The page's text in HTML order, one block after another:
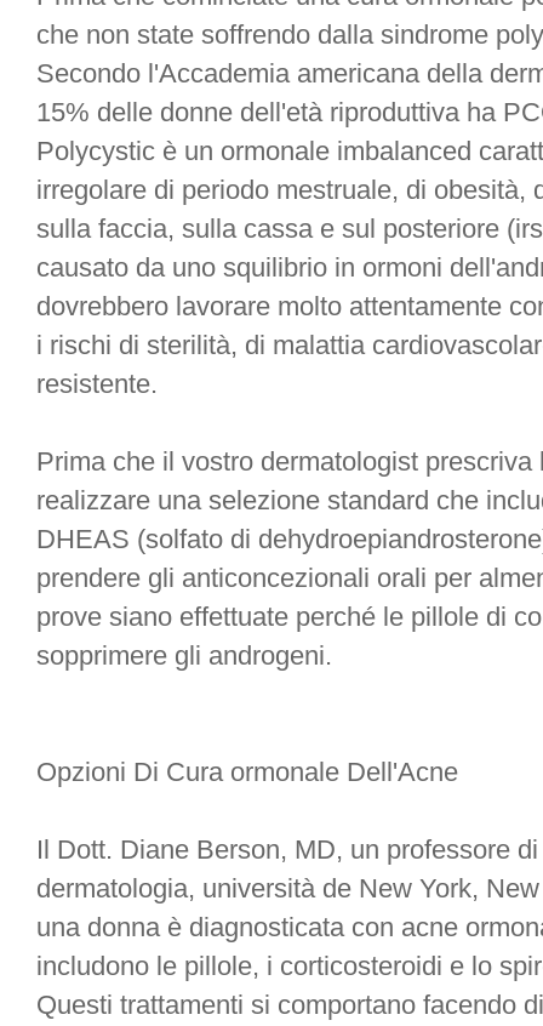
che non state soffrendo dalla sindrome
Secondo l'Accademia americana della
15% delle donne dell'età riproduttiva ha
Polycystic è un ormonale imbalanced
irregolare di periodo mestruale, di obesità,
sulla faccia, sulla cassa e sul posteriore
causato da uno squilibrio in ormoni
dovrebbero lavorare molto attentamente
i rischi di sterilità, di malattia
resistente.
Prima che il vostro dermatologist
realizzare una selezione standard che
DHEAS (solfato di
prendere gli anticoncezionali orali per
prove siano effettuate perché le pillole di
sopprimere gli androgeni.
Opzioni Di Cura ormonale Dell'Acne
Il Dott. Diane Berson, MD, un professore
dermatologia, università de New York,
una donna è diagnosticata con acne
includono le pillole, i corticosteroidi e lo
Questi trattamenti si comportano facendo